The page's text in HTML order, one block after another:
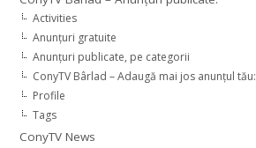
Activities
Anunțuri gratuite
Anunțuri publicate, pe categorii
ConyTV Bârlad – Adaugă mai jos anunțul tău:
Profile
Tags
ConyTV News